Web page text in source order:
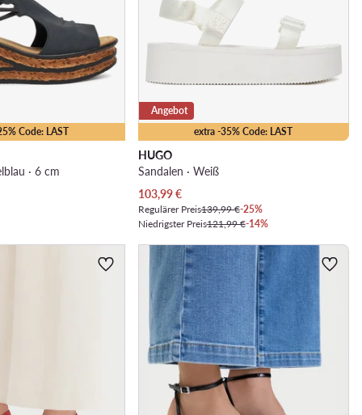
Code: LAST
· 6 cm
extra -35% Code: LAST
Angebot
HUGO
Sandalen · Weiß
Aktueller Preis
103,99€
Regulärer Preis139,99 €-25%
Niedrigster Preis121,99 €-14%